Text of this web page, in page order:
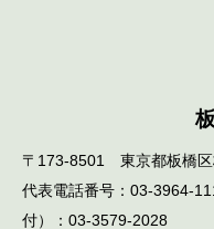
〒173-8501 東京都板橋区
代表電話番号：03-3964-
付）：03-3579-2028